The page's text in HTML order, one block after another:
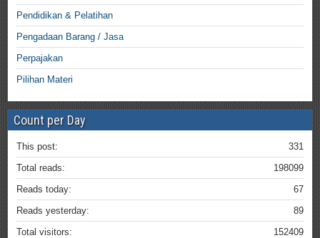
Pendidikan & Pelatihan
Pengadaan Barang / Jasa
Perpajakan
Pilihan Materi
Count per Day
331
This post:
198099
Total reads:
67
Reads today:
89
Reads yesterday:
152409
Total visitors: